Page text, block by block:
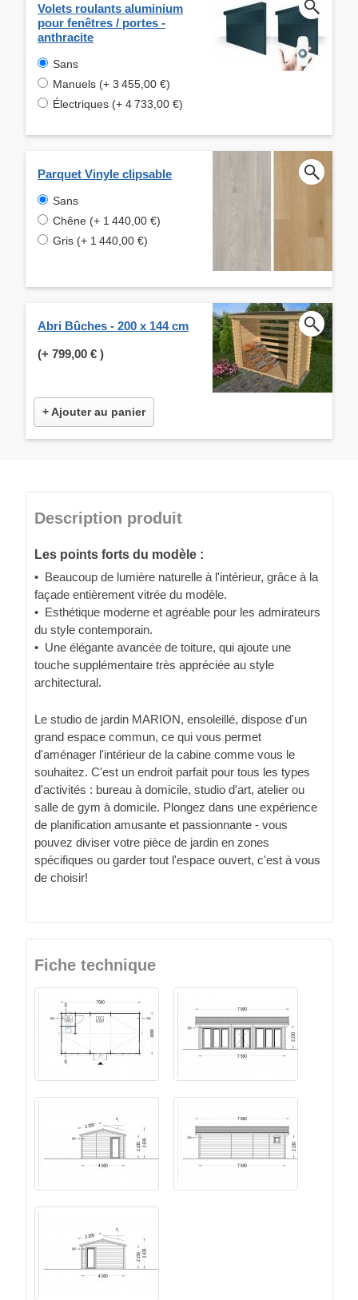
Volets roulants aluminium
pour fenêtres / portes -
anthracite
Sans
Manuels (+ 3 455,00 €)
Électriques (+ 4 733,00 €)
Parquet Vinyle clipsable
Sans
Chêne (+ 1 440,00 €)
Gris (+ 1 440,00 €)
Abri Bûches - 200 x 144 cm
(+ 799,00 € )
+ Ajouter au panier
Description produit
Les points forts du modèle :
• Beaucoup de lumière naturelle à l'intérieur, grâce à la
façade entièrement vitrée du modèle.
• Esthétique moderne et agréable pour les admirateurs
du style contemporain.
• Une élégante avancée de toiture, qui ajoute une
touche supplémentaire très appréciée au style
architectural.
Le studio de jardin MARION, ensoleillé, dispose d'un
grand espace commun, ce qui vous permet
d'aménager l'intérieur de la cabine comme vous le
souhaitez. C'est un endroit parfait pour tous les types
d'activités : bureau à domicile, studio d'art, atelier ou
salle de gym à domicile. Plongez dans une expérience
de planification amusante et passionnante - vous
pouvez diviser votre pièce de jardin en zones
spécifiques ou garder tout l'espace ouvert, c'est à vous
de choisir!
Fiche technique